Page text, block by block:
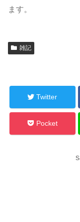
ます。
雑記
Twitter
Pocket